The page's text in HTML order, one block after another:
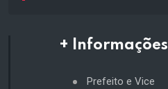
+ Informações
Prefeito e Vice